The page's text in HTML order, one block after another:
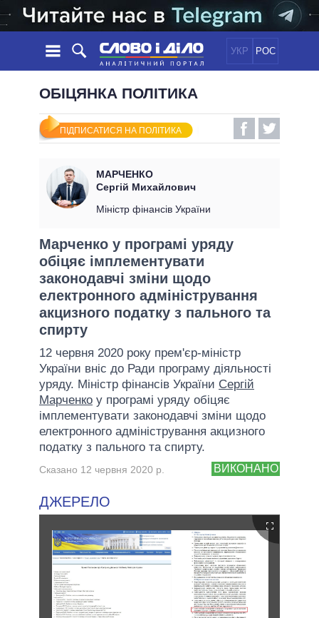
УКР РОС
НОВИНИ
СТРІЧКА
ПОДІЇ
ДУМКИ
ОГЛЯДИ
ПОЛІТИКА
ЕКОНОМІКА
СВІТ
ОБIЦЯНКИ
УСІ ПОЛІТИКИ
ПРЕЗИДЕНТ І ОФІС
КАБІНЕТ МІНІСТРІВ
ГОЛОВИ ОБЛАДМІНІСТРАЦІЙ
МЕРИ МІСТ
ВСІ ПЕРСОНИ
ІНФОГРАФІКА
ВІДЕО
ПІДТРИМАТИ
ПОРІВНЯННЯ ПОЛІТИКІВ
ОБІЦЯНКА ПОЛІТИКА
ПІДПИСАТИСЯ НА ПОЛІТИКА
МАРЧЕНКО
Сергій Михайлович
Міністр фінансів України
Марченко у програмі уряду
обіцяє імплементувати
законодавчі зміни щодо
електронного адміністрування
акцизного податку з пального та
спирту
12 червня 2020 року прем'єр-міністр
України вніс до Ради програму діяльності
уряду. Міністр фінансів України Сергій
Марченко у програмі уряду обіцяє
імплементувати законодавчі зміни щодо
електронного адміністрування акцизного
податку з пального та спирту.
ВИКОНАНО
Сказано 12 червня 2020 р.
ДЖЕРЕЛО